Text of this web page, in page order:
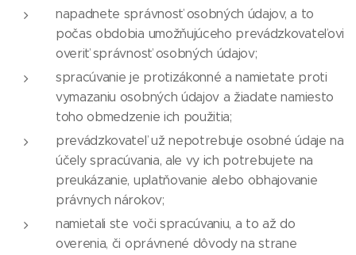
napadnete správnosť osobných údajov, a to
počas obdobia umožňujúceho prevádzkovateľovi
overiť správnosť osobných údajov;
spracúvanie je protizákonné a namietate proti
vymazaniu osobných údajov a žiadate namiesto
toho obmedzenie ich použitia;
prevádzkovateľ už nepotrebuje osobné údaje na
účely spracúvania, ale vy ich potrebujete na
preukázanie, uplatňovanie alebo obhajovanie
právnych nárokov;
namietali ste voči spracúvaniu, a to až do
overenia, či oprávnené dôvody na strane